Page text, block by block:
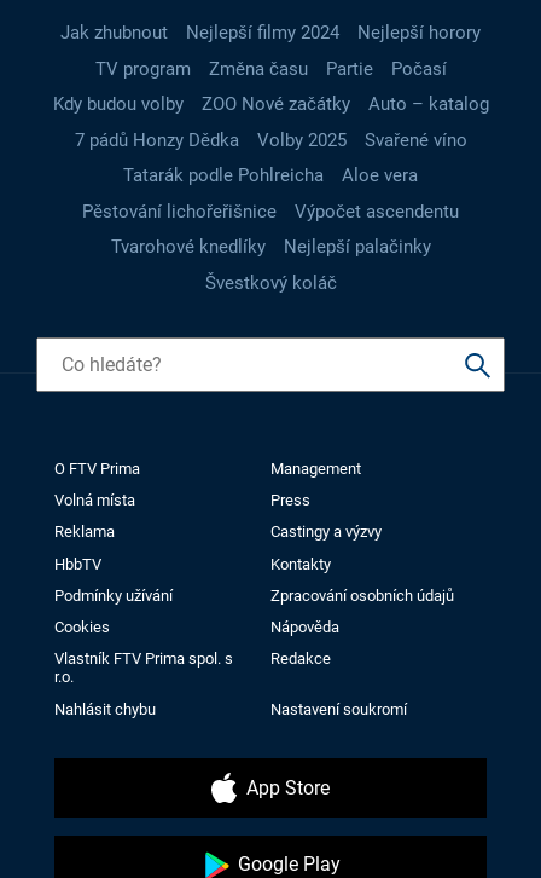
Jak zhubnout Nejlepší filmy 2024
Nejlepší horory
TV program
Změna času Partie
Počasí
Kdy budou volby
ZOO Nové začátky
Auto – katalog
7 pádů Honzy Dědka
Volby 2025
Svařené víno
Tatarák podle Pohlreicha
Aloe vera
Pěstování lichořeřišnice
Výpočet ascendentu
Tvarohové knedlíky
Nejlepší palačinky
Švestkový koláč
O FTV Prima
Management
Volná místa
Press
Reklama
Castingy a výzvy
HbbTV
Kontakty
Podmínky užívání
Zpracování osobních údajů
Cookies
Nápověda
Vlastník FTV Prima spol. s
r.o.
Redakce
Nahlásit chybu Nastavení soukromí
App Store
Google Play